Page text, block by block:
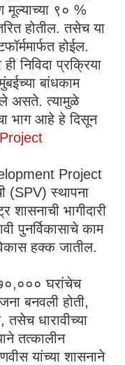
मूल्याच्या ९० %
होतील. तसेच या
होईल.
निविदा प्रक्रिया
बांधकाम
असते. त्यामुळे
भाग आहे हे दिसून
Project
(SPV) स्थापना
शासनाची भागीदारी
पुनर्विकासाचे काम
हक्क जातील.
घरांचेच
बनवली होती,
तसेच धारावीच्या
तत्कालीन
यांच्या शासनाने